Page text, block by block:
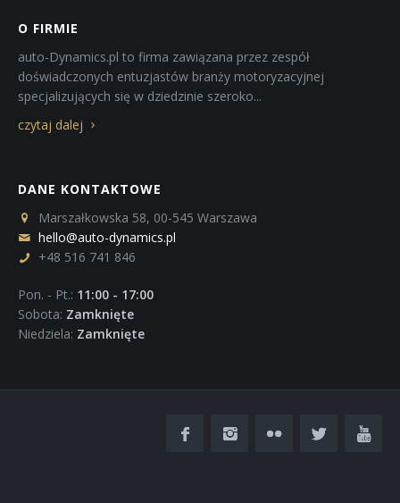
O FIRMIE
auto-Dynamics.pl to firma zawiązana przez zespół
doświadczonych entuzjastów branży motoryzacyjnej
specjalizujących się w dziedzinie szeroko...
czytaj dalej
DANE KONTAKTOWE
Marszałkowska 58, 00-545 Warszawa
hello@auto-dynamics.pl
+48 516 741 846
Pon. - Pt.: 11:00 - 17:00
Sobota: Zamknięte
Niedziela: Zamknięte